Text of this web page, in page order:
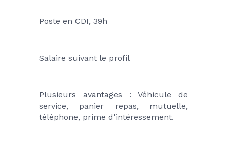
Poste en CDI, 39h
Salaire suivant le profil
Plusieurs avantages : Véhicule de
service, panier repas, mutuelle,
téléphone, prime d'intéressement.